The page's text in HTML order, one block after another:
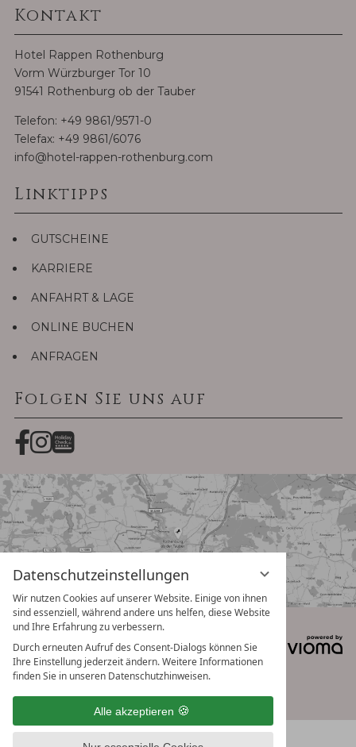
Datenschutzeinstellungen
Wir nutzen Cookies auf unserer Website. Einige von ihnen
sind essenziell, während andere uns helfen, diese Website
und Ihre Erfahrung zu verbessern.
Durch erneuten Aufruf des Consent-Dialogs können Sie
Ihre Einstellung jederzeit ändern. Weitere Informationen
finden Sie in unseren Datenschutzhinweisen.
Alle akzeptieren
Kontakt
Hotel Rappen Rothenburg
Vorm Würzburger Tor 10
91541 Rothenburg ob der Tauber
Telefon: +49 9861/9571-0
Telefax: +49 9861/6076
info@hotel-rappen-rothenburg.com
Linktipps
GUTSCHEINE
KARRIERE
ANFAHRT & LAGE
ONLINE BUCHEN
ANFRAGEN
Folgen Sie uns auf
DatenschutzImpressum
Datenschutzeinstellungen